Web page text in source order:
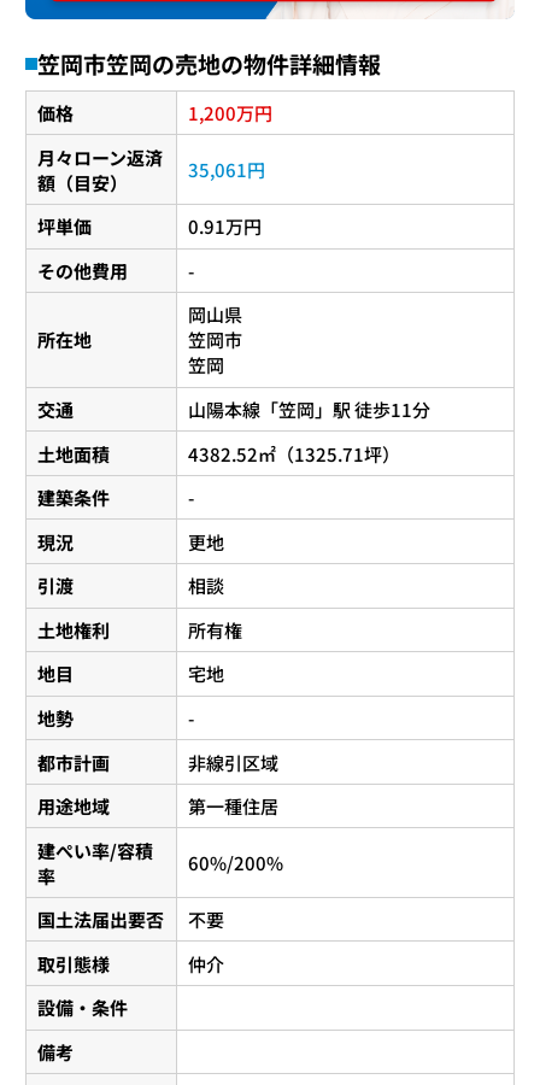
笠岡市笠岡の売地の物件詳細情報
価格 1,200万円
月々ローン返済
額（目安）
35,061円
坪単価
0.91万円
その他費用
-
所在地
岡山県
笠岡市
笠岡
交通
山陽本線 「笠岡 」駅 徒歩11分
土地面積
4382.52㎡（1325.71坪）
建築条件
-
現況
更地
引渡
相談
土地権利
所有権
地目
宅地
地勢
-
都市計画
非線引区域
用途地域
第一種住居
建ぺい率/容積
率
60%/200%
国土法届出要否
不要
取引態様
仲介
設備・条件
備考